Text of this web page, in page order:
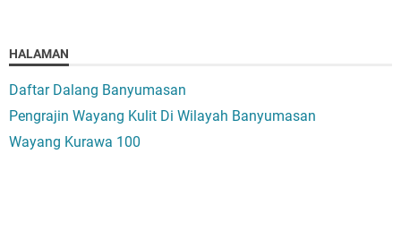
HALAMAN
Daftar Dalang Banyumasan
Pengrajin Wayang Kulit Di Wilayah Banyumasan
Wayang Kurawa 100